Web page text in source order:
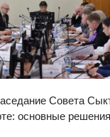
Совета
основные решения